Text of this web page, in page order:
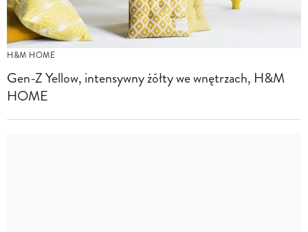
H&M HOME
Gen-Z Yellow, intensywny żółty we wnętrzach, H&M
HOME